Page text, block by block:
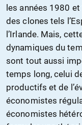
les années 1980
des clones tels
l’Irlande. Mais,
dynamiques du
sont tout aussi
temps long, celui
productifs et de
économistes
économistes